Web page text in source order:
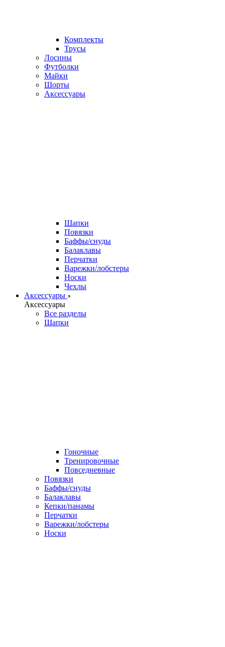
Комплекты
Трусы
Лосины
Футболки
Майки
Шорты
Аксессуары
Шапки
Повязки
Баффы/снуды
Балаклавы
Перчатки
Варежки/лобстеры
Носки
Чехлы
Аксессуары
Аксессуары
Все разделы
Шапки
Гоночные
Тренировочные
Повседневные
Повязки
Баффы/снуды
Балаклавы
Кепки/панамы
Перчатки
Варежки/лобстеры
Носки